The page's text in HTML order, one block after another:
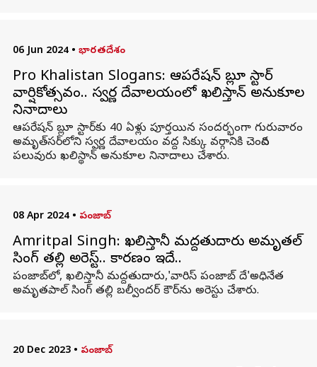
06 Jun 2024 • భారతదేశం
Pro Khalistan Slogans: ఆపరేషన్ బ్లూ స్టార్
వార్షికోత్సవం.. స్వర్ణ దేవాలయంలో ఖలిస్తాన్ అనుకూల
నినాదాలు
ఆపరేషన్ బ్లూ స్టార్‌కు 40 ఏళ్లు పూర్తయిన సందర్భంగా గురువారం
అమృత్‌సర్‌లోని స్వర్ణ దేవాలయం వద్ద సిక్కు వర్గానికి చెందిన
పలువురు ఖలిస్థాన్ అనుకూల నినాదాలు చేశారు.
08 Apr 2024 • పంజాబ్
Amritpal Singh: ఖలిస్తానీ మద్దతుదారు అమృతపాల్
సింగ్ తల్లి అరెస్ట్.. కారణం ఇదే..
పంజాబ్‌లో, ఖలిస్తానీ మద్దతుదారు,'వారిస్ పంజాబ్ దే'అధినేత
అమృతపాల్ సింగ్ తల్లి బల్వీందర్ కౌర్‌ను అరెస్టు చేశారు.
20 Dec 2023 • పంజాబ్